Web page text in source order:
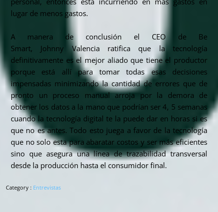
lugar de menos gastos.
A manera de conclusión el CEO de Be
Smart, Johnny Valencia ratifica que la tecnología
definitivamente es el mejor aliado que tiene el productor
porque está allí para tomar todas esas decisiones
impensadas minimizando la cantidad de errores que de
pronto un proceso manual arroja por la demora de
obtener los datos a la mano que podrían ser 4, 5 semanas
cuando la tecnología digital te la puede dar en horas si es
que no es antes. Todo esto juega a favor de la tecnología
que no solo esta para abaratar costos y ser más eficientes
sino que asegura una línea de trazabilidad transversal
desde la producción hasta el consumidor final.
Category : Entrevistas